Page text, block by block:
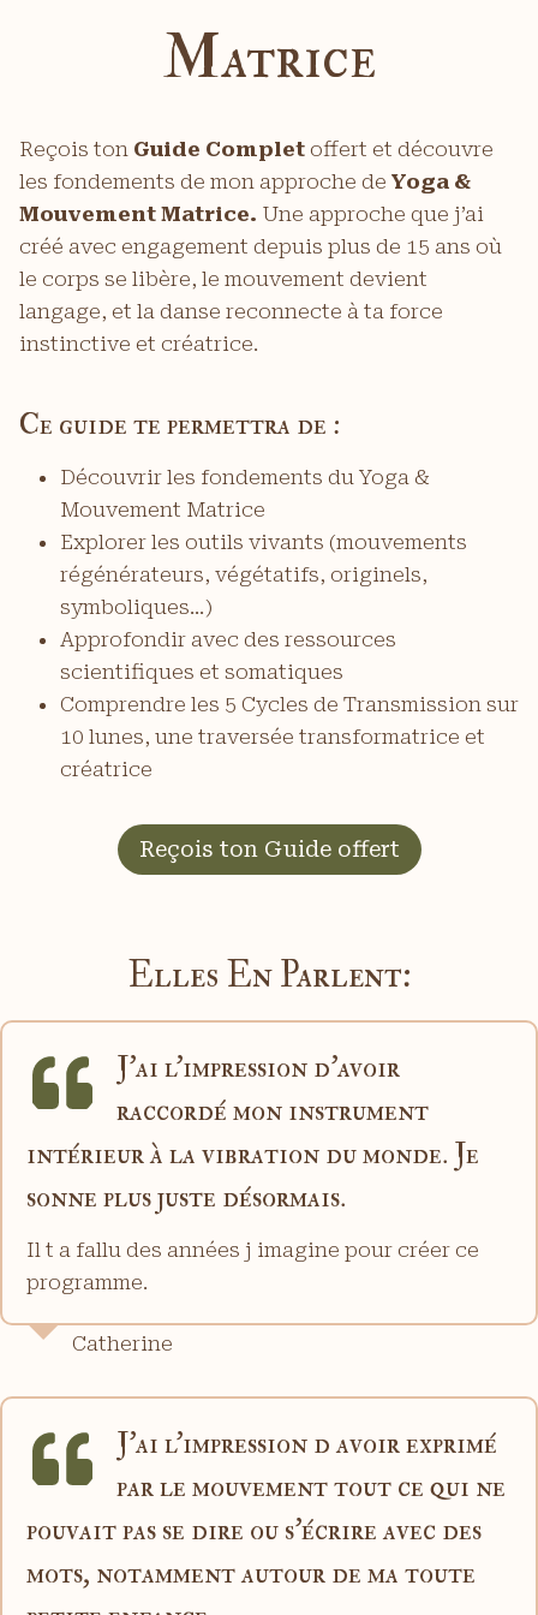
Matrice
Reçois ton Guide Complet offert et découvre
les fondements de mon approche de Yoga &
Mouvement Matrice. Une approche que j’ai
créé avec engagement depuis plus de 15 ans où
le corps se libère, le mouvement devient
langage, et la danse reconnecte à ta force
instinctive et créatrice.
Ce guide te permettra de :
Découvrir les fondements du Yoga &
Mouvement Matrice
Explorer les outils vivants (mouvements
régénérateurs, végétatifs, originels,
symboliques…)
Approfondir avec des ressources
scientifiques et somatiques
Comprendre les 5 Cycles de Transmission sur
10 lunes, une traversée transformatrice et
créatrice
Reçois ton Guide offert
Elles En Parlent:
J’ai l’impression d’avoir
raccordé mon instrument
intérieur à la vibration du monde. Je
sonne plus juste désormais.
Il t a fallu des années j imagine pour créer ce
programme.
Catherine
J’ai l’impression d avoir exprimé
par le mouvement tout ce qui ne
pouvait pas se dire ou s’écrire avec des
mots, notamment autour de ma toute